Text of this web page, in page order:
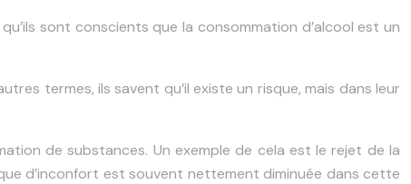
sont conscients que la consommation d’alcool est un
termes, ils savent qu’il existe un risque, mais dans leur
de substances. Un exemple de cela est le rejet de la
d’inconfort est souvent nettement diminuée dans cette